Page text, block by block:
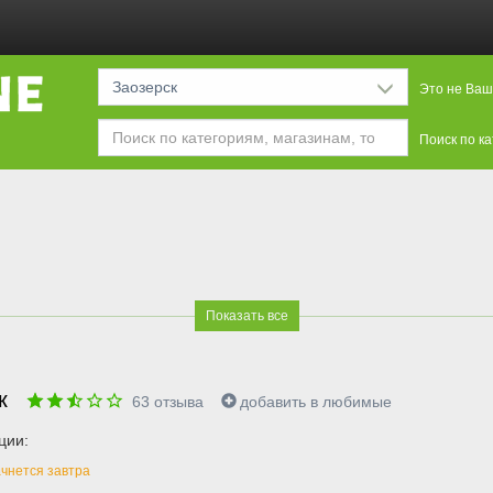
Заозерск Это не Ваш
Поиск по
Показать все
63 отзыва добавить в любимые
завтра